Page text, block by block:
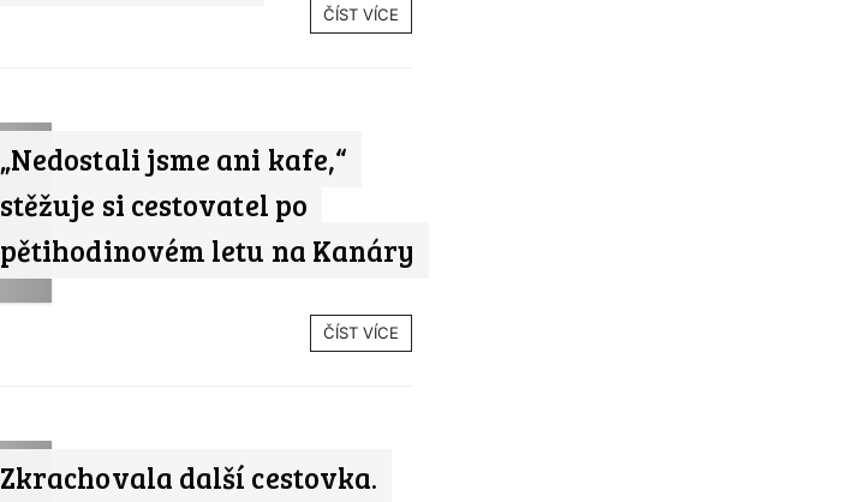
ČÍST VÍCE
„Nedostali jsme ani kafe,“
stěžuje si cestovatel po
pětihodinovém letu na Kanáry
ČÍST VÍCE
Zkrachovala další cestovka.